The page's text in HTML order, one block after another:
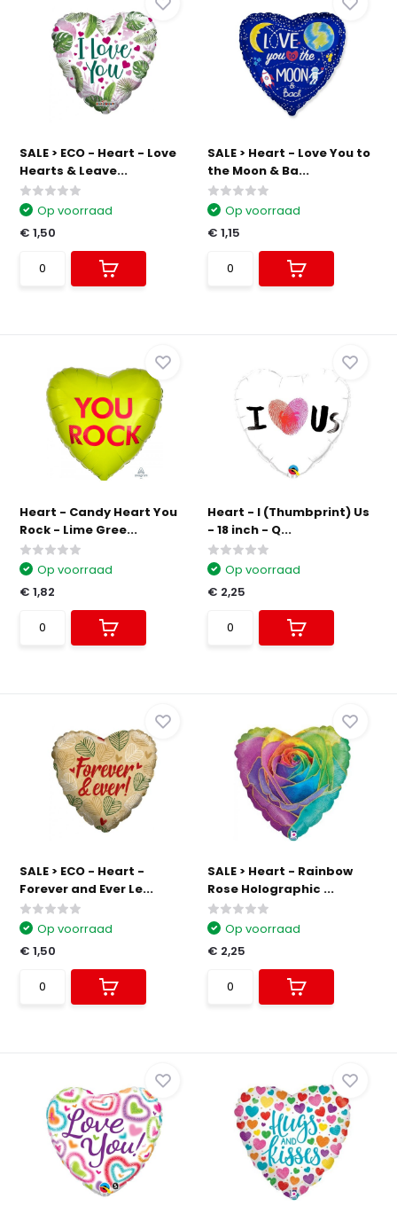
SALE > ECO - Heart - Love
Hearts & Leave...
Op voorraad
€ 1,50
SALE > Heart - Love You to
the Moon & Ba...
Op voorraad
€ 1,15
Heart - Candy Heart You
Rock - Lime Gree...
Op voorraad
€ 1,82
Heart - I (Thumbprint) Us
- 18 inch - Q...
Op voorraad
€ 2,25
SALE > ECO - Heart -
Forever and Ever Le...
Op voorraad
€ 1,50
SALE > Heart - Rainbow
Rose Holographic ...
Op voorraad
€ 2,25